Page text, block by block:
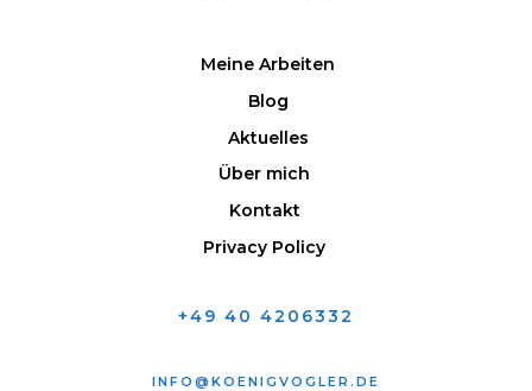
Meine Arbeiten
Blog
Aktuelles
Über mich
Kontakt
Privacy Policy
+49 40 4206332
INFO@KOENIGVOGLER.DE